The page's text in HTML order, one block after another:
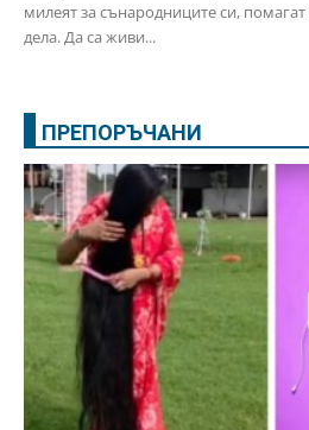
милеят за сънародниците си,
дела. Да са живи...
ПРЕПОРЪЧАНИ